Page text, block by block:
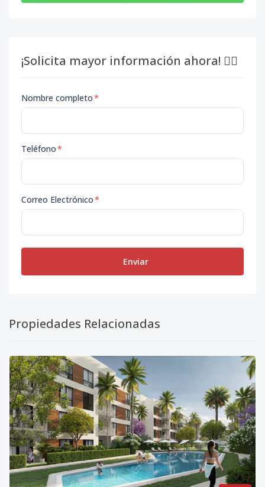
¡Solicita mayor información ahora! 👇🏽
Nombre completo*
Teléfono*
Correo Electrónico*
Enviar
Propiedades Relacionadas